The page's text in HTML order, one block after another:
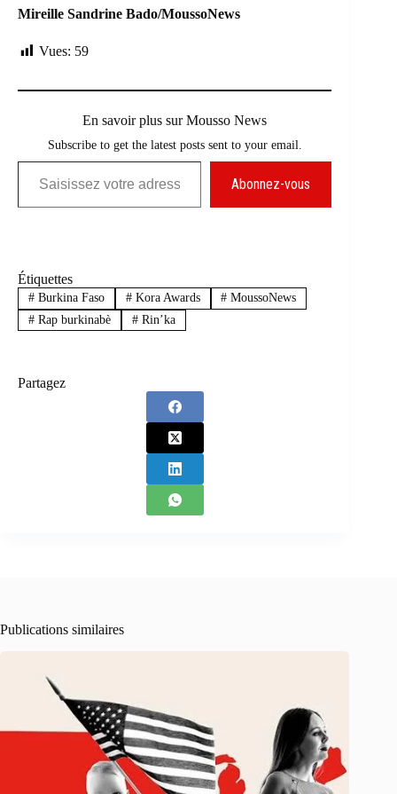
Mireille Sandrine Bado/MoussoNews
Vues: 59
En savoir plus sur Mousso News
Subscribe to get the latest posts sent to your email.
Saisissez votre adresse e-mail…
Abonnez-vous
Étiquettes
#Burkina Faso #Kora Awards # MoussoNews
#Rap burkinabè #Rin’ka
Partagez
Publications similaires